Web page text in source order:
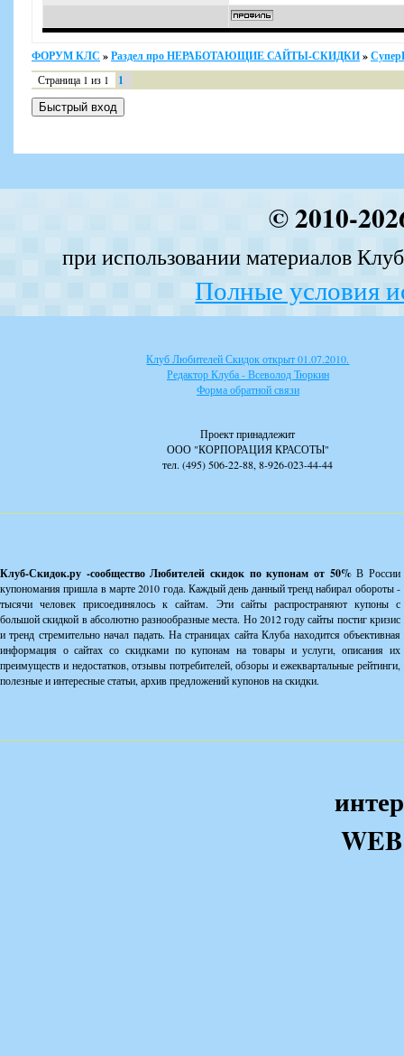
ФОРУМ КЛС »Раздел про НЕРАБОТАЮЩИЕ САЙТЫ-СКИДКИ»
Страница 1 из 1 1
© 2010-
при использовании материалов
Полные условия
Клуб Любителей Скидок открыт 01.07.2010.
Редактор Клуба - Всеволод Тюркин
Форма обратной связи
Проект принадлежит
ООО "КОРПОРАЦИЯ КРАСОТЫ"
тел. (495) 506-22-88, 8-926-023-44-44
Клуб-Скидок.ру -сообщество Любителей скидок по купонам от 50%В России
купономания пришла в марте 2010 года. Каждый день данный тренд набирал обороты -
тысячи человек присоединялось к сайтам. Эти сайты распространяют купоны с
большой скидкой в абсолютно разнообразные места. Но 2012 году сайты постиг кризис
и тренд стремительно начал падать. На страницах сайта Клуба находится объективная
информация о сайтах со скидками по купонам на товары и услуги, описания их
преимуществ и недостатков, отзывы потребителей, обзоры и ежеквартальные рейтинги,
полезные и интересные статьи, архив предложений купонов на скидки.